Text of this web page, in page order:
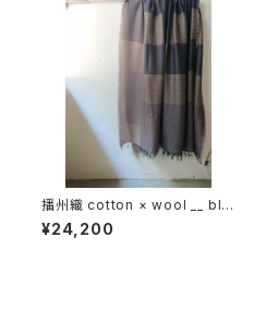
播州織 cotton × wool __ blo
ck 220-120 藤袴GK
¥24,200